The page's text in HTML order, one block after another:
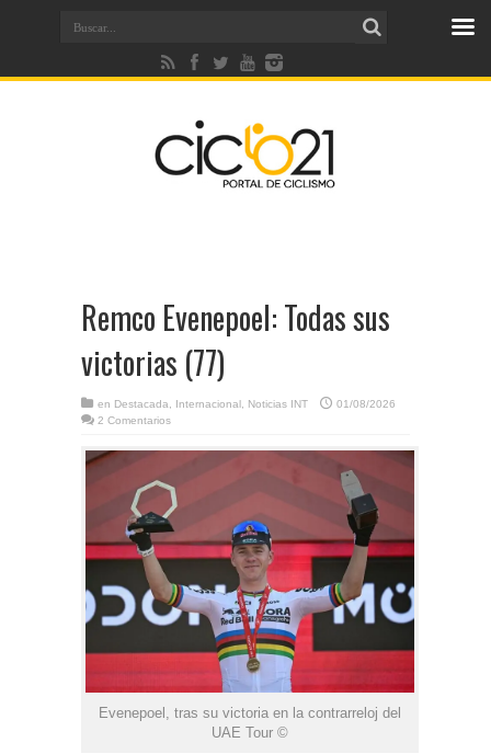
Remco Evenepoel: Todas sus
victorias (77)
en Destacada Internacional Noticias INT
01/08/2026
2 Comentarios
Evenepoel, tras su victoria en la contrarreloj del
UAE Tour ©